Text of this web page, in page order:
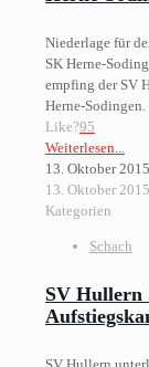
Niederlage für
SK Herne-
empfing der SV
Herne-Sodingen.
Like?95
Weiterlesen...
13. Oktober 2015
13. Oktober 2015
Kategorien
Schach
SV Hullern